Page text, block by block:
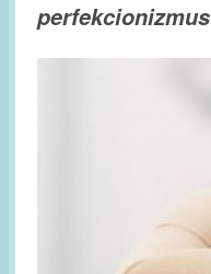
perfekcionizmus